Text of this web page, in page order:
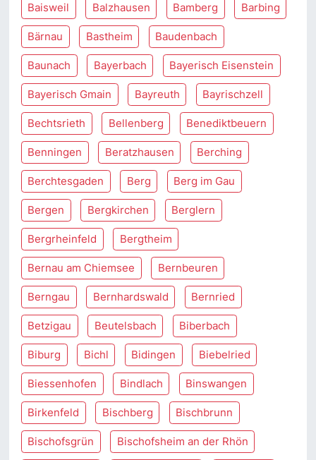
Baisweil Balzhausen Bamberg Barbing
Bärnau Bastheim Baudenbach
Baunach Bayerbach Bayerisch Eisenstein
Bayerisch Gmain Bayreuth Bayrischzell
Bechtsrieth Bellenberg Benediktbeuern
Benningen Beratzhausen Berching
Berchtesgaden Berg Berg im Gau
Bergen Bergkirchen Berglern
Bergrheinfeld Bergtheim
Bernau am Chiemsee Bernbeuren
Berngau Bernhardswald Bernried
Betzigau Beutelsbach Biberbach
Biburg Bichl Bidingen Biebelried
Biessenhofen Bindlach Binswangen
Birkenfeld Bischberg Bischbrunn
Bischofsgrün Bischofsheim an der Rhön